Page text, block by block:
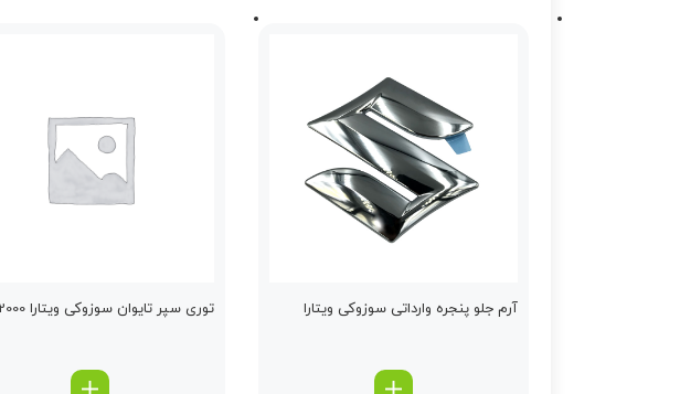
آرم جلو پنجره وارداتی سوزوکی ویتارا توری سپر تایوان سوزوکی ویتارا 2000